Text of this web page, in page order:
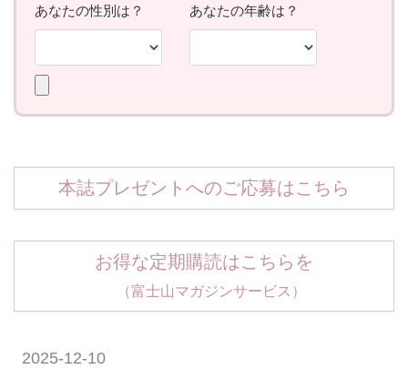
本誌プレゼントへのご応募はこちら
お得な定期購読はこちらを
（富士山マガジンサービス）
2025-12-10